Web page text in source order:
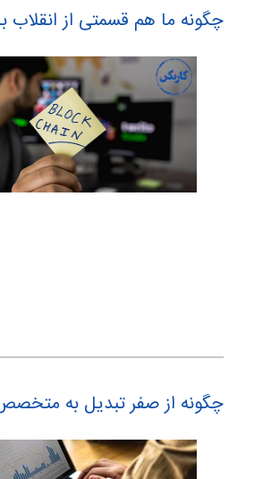
چگونه ما هم قسمتی از
چگونه از صفر تبدیل به